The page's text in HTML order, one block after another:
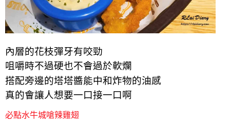
內層的花枝彈牙有咬勁
咀嚼時不過硬也不會過於軟爛
搭配旁邊的塔塔醬能中和炸物的油感
真的會讓人想要一口接一口啊
必點水牛城嗆辣雞翅